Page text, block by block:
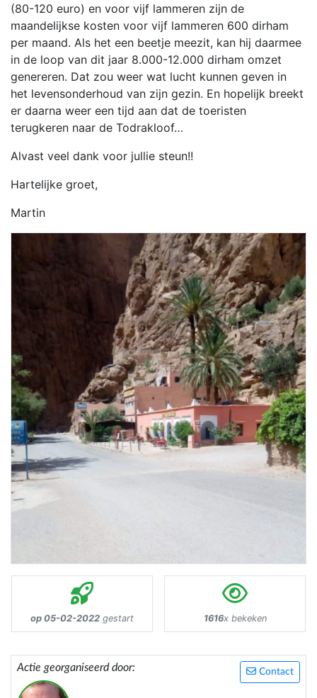
(80-120 euro) en voor vijf lammeren zijn de
maandelijkse kosten voor vijf lammeren 600 dirham
per maand. Als het een beetje meezit, kan hij daarmee
in de loop van dit jaar 8.000-12.000 dirham omzet
genereren. Dat zou weer wat lucht kunnen geven in
het levensonderhoud van zijn gezin. En hopelijk breekt
er daarna weer een tijd aan dat de toeristen
terugkeren naar de Todrakloof…
Alvast veel dank voor jullie steun!!
Hartelijke groet,
Martin
op 05-02-2022 gestart 1616x bekeken
Contact
Actie georganiseerd door: